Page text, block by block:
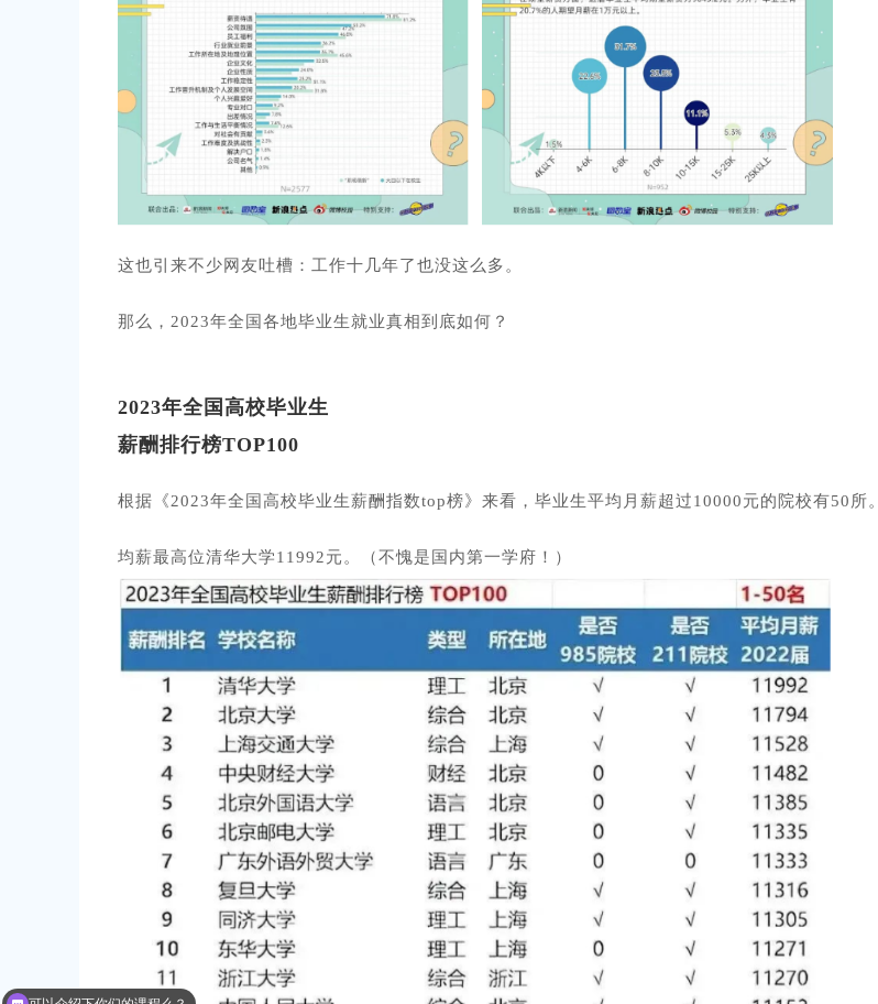
这也引来不少网友吐槽：工作十几年了也没这么多。
那么，2023年全国各地毕业生就业真相到底如何？
2023年全国高校毕业生
薪酬排行榜TOP100
根据《2023年全国高校毕业生薪酬指数top榜》来看，毕业生平均月薪超过10000元的院校有50所。
均薪最高位清华大学11992元。（不愧是国内第一学府！）